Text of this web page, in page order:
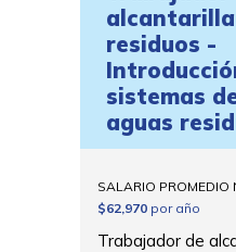
residuos -
sistemas
aguas
SALARIO PROMEDIO
$62,970 por año
Trabajador de